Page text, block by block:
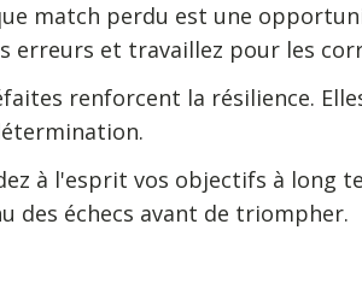
match perdu est une
erreurs et travaillez pour les
renforcent la résilience.
à l'esprit vos objectifs à long
des échecs avant de triompher.